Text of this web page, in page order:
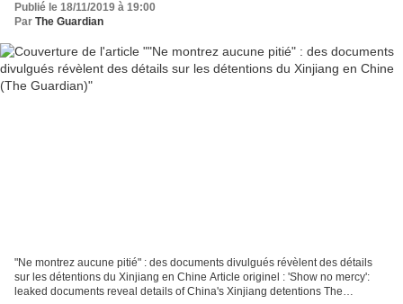
Publié le 18/11/2019 à 19:00
Par The Guardian
"Ne montrez aucune pitié" : des documents divulgués révèlent des détails
sur les détentions du Xinjiang en Chine Article originel : 'Show no mercy':
leaked documents reveal details of China's Xinjiang detentions The